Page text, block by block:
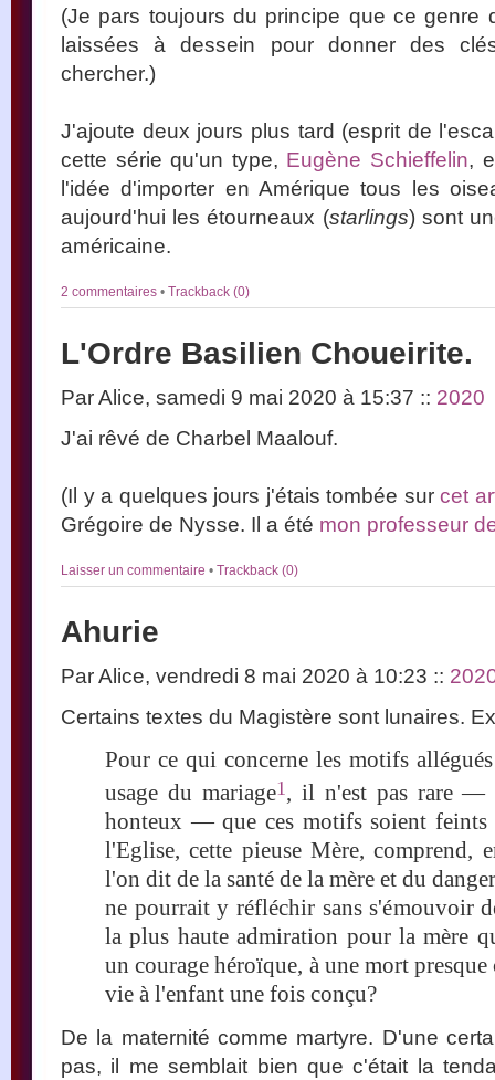
(Je pars toujours du principe que ce genre
laissées à dessein pour donner des
chercher.)
J'ajoute deux jours plus tard (esprit de
cette série qu'un type, Eugène Schieffelin,
l'idée d'importer en Amérique tous les
aujourd'hui les étourneaux (starlings) sont
américaine.
2 commentaires • Trackback (0)
L'Ordre Basilien Choueirite.
Par Alice, samedi 9 mai 2020 à 15:37 :: 2020
J'ai rêvé de Charbel Maalouf.
(Il y a quelques jours j'étais tombée sur cet
Grégoire de Nysse. Il a été mon professeur
Laisser un commentaire • Trackback (0)
Ahurie
Par Alice, vendredi 8 mai 2020 à 10:23 ::
Certains textes du Magistère sont lunaires.
Pour ce qui concerne les motifs
usage du mariage1 , il n'est pas rare —
honteux — que ces motifs soient feints
l'Eglise, cette pieuse Mère, comprend,
l'on dit de la santé de la mère et du
ne pourrait y réfléchir sans s'émouvoir
la plus haute admiration pour la mère
un courage héroïque, à une mort
vie à l'enfant une fois conçu?
De la maternité comme martyre. D'une
pas, il me semblait bien que c'était la